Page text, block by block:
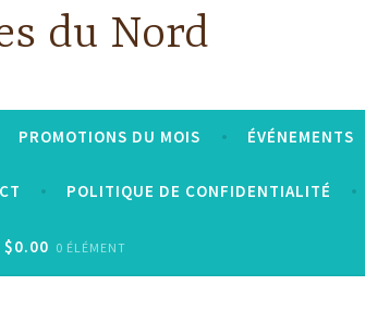
du Nord
PROMOTIONS DU MOIS ÉVÉNEMENTS
POLITIQUE DE CONFIDENTIALITÉ
$0.00 0 ÉLÉMENT